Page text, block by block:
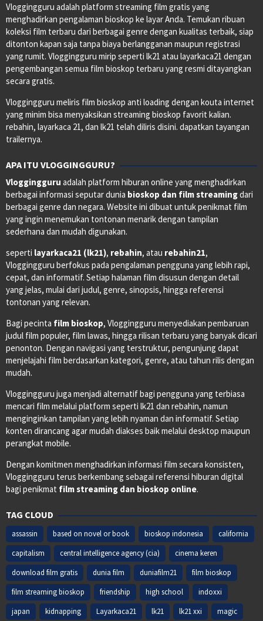
Vloggingguru adalah platform streaming film gratis yang
menghadirkan pengalaman bioskop ke layar Anda. Temukan ribuan
koleksi film terbaru dari berbagai genre dengan kualitas terbaik, siap
ditonton kapan saja tanpa biaya berlangganan maupun registrasi
yang rumit. Vloggingguru mirip seperti lk21 atau layarkaca21 dengan
pengembangan semua film bioskop terbaru yang resmi ditayangkan
secara gratis.
Vloggingguru meliris film bioskop anti loading dengan kouta internet
yang minim bisa menyaksikan streaming bioskop favorit kalian.
rebahin, layarkaca 21, dan lk21 telah diliris disini. dapatkan tayangan
trailernya.
APA ITU VLOGGINGGURU?
Vloggingguru adalah platform hiburan online yang menghadirkan
berbagai informasi seputar dunia bioskop dan film streamingdari
berbagai genre dan negara. Website ini dibuat untuk penikmat film
yang ingin menemukan tontonan menarik dengan tampilan
sederhana dan mudah digunakan.
seperti layarkaca21 (lk21), rebahin, atau rebahin21,
Vloggingguru berfokus pada pengalaman pengguna yang lebih rapi,
cepat, dan informatif. Setiap halaman film disusun dengan detail
yang jelas, mulai dari judul, genre, sinopsis, hingga referensi
tontonan yang relevan.
Bagi pecinta film bioskop, Vloggingguru menyediakan pembaruan
judul film populer, film lawas, hingga rilisan terbaru yang banyak dicari
penonton. Dengan navigasi yang terstruktur, pengunjung dapat
menjelajahi film berdasarkan kategori, genre, atau tahun rilis dengan
mudah.
Vloggingguru juga menjadi alternatif bagi pengguna yang terbiasa
mencari film melalui platform seperti lk21 dan rebahin, namun
menginginkan tampilan yang lebih nyaman dan informatif. Setiap
konten dirancang agar mudah diakses baik melalui desktop maupun
perangkat mobile.
Dengan komitmen menghadirkan informasi film secara konsisten,
Vloggingguru terus berkembang sebagai referensi hiburan digital
bagi penikmat film streaming dan bioskop online.
TAG CLOUD
assassin based on novel or book bioskop indonesia
california
capitalism
central intelligence agency (cia)
cinema keren
download film gratis
dunia film duniafilm21
film bioskop
film streaming bioskop
friendship high school
indoxxi
japan
kidnapping Layarkaca21 lk21 lk21 xxi magic